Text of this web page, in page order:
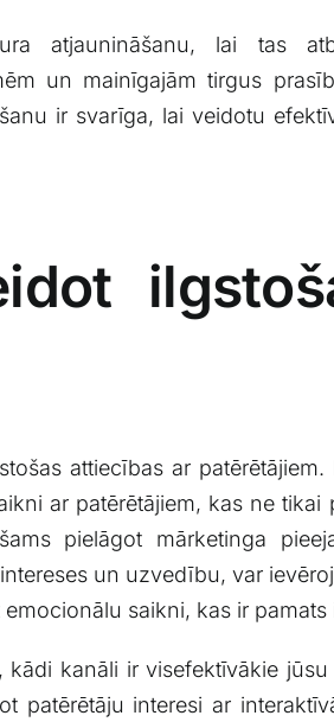
atjaunināšanu, lai tas​
un mainīgajām‍ tirgus
ir svarīga, ⁣lai⁢ veidotu
attiecības⁣ ar
ar patērētājiem, ⁤kas ne
pielāgot mārketinga
un uzvedību, var
saikni,‍ kas ir
kanāli ir visefektīvākie
patērētāju interesi ar